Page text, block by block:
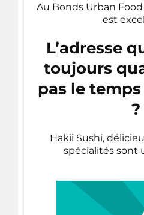
Au Bonds Urban
est
L’adresse
toujours
pas le
?
Hakii Sushi,
spécialités sont